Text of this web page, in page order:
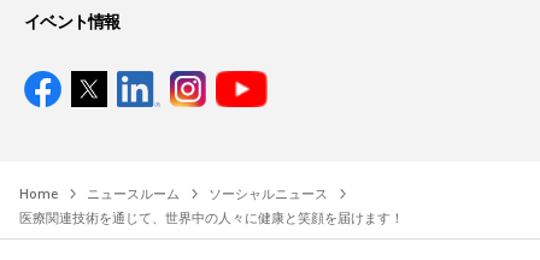
イベント情報
Home ニュースルーム
ソーシャルニュース
医療関連技術を通じて、世界中の人々に健康と笑顔を届けます！